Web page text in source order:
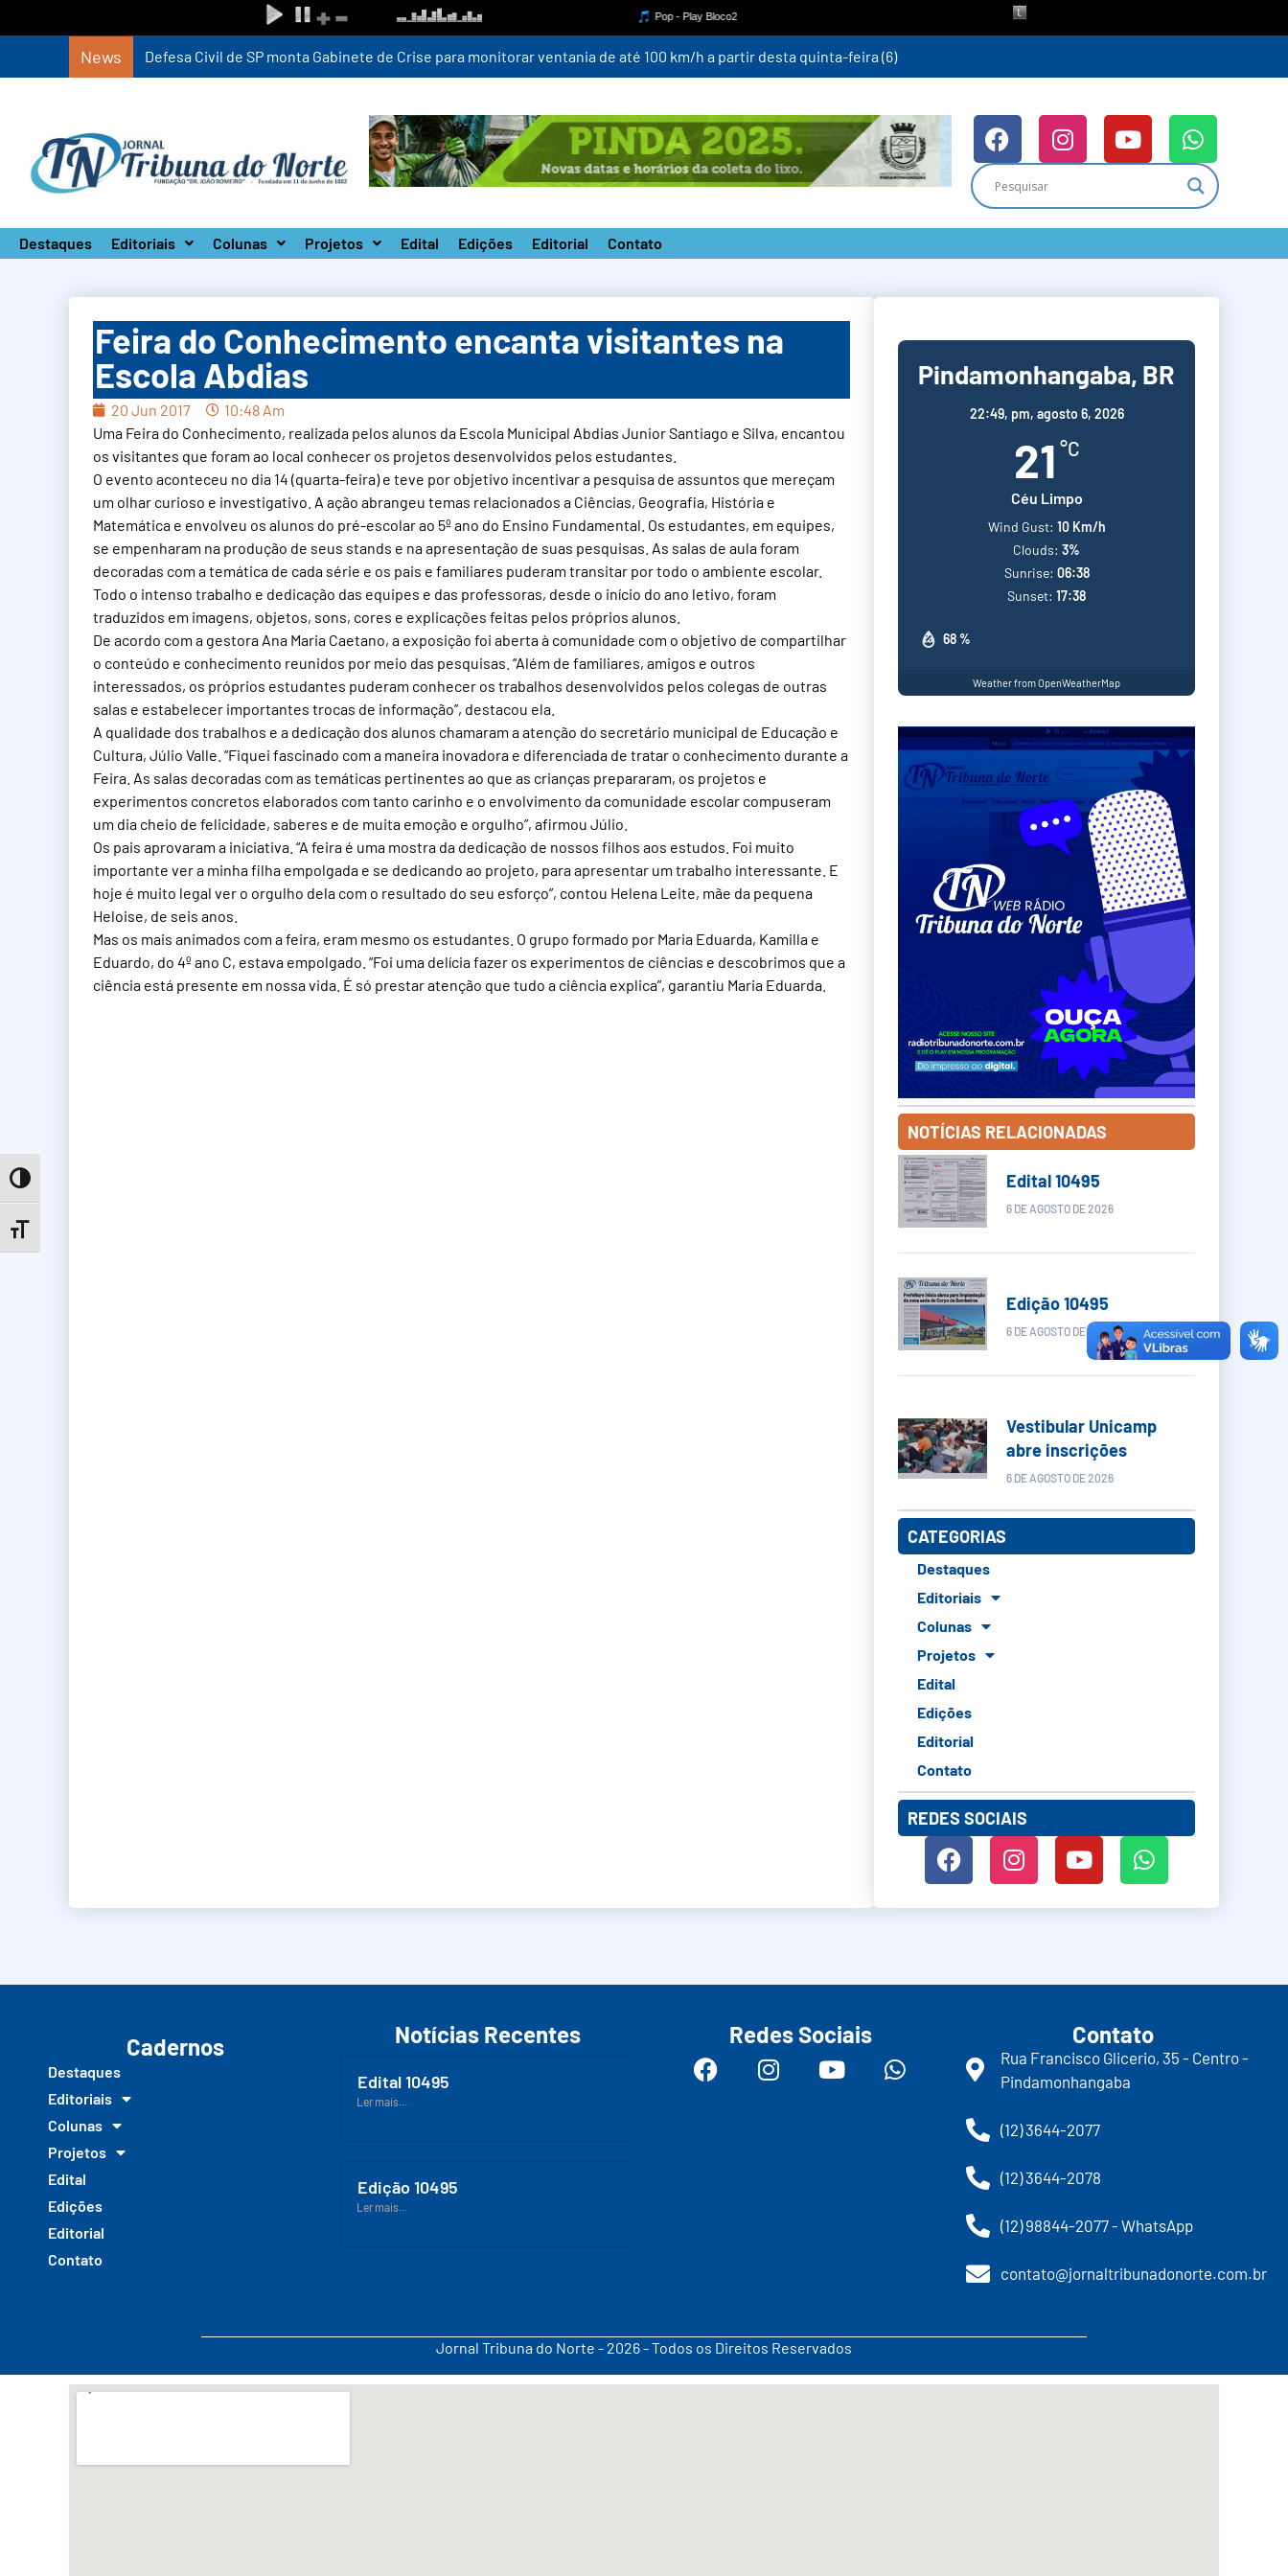
Toggle High Contrast
Toggle Font size
News Defesa Civil de SP monta Gabinete de Crise para monitorar ventania de até 100 km/h a partir desta quinta-feira (6)
Destaques Editoriais Colunas Projetos Edital Edições Editorial Contato
Feira do Conhecimento encanta visitantes na
Escola Abdias
20 Jun 2017
10:48 Am
Uma Feira do Conhecimento, realizada pelos alunos da Escola Municipal Abdias Junior Santiago e Silva, encantou
os visitantes que foram ao local conhecer os projetos desenvolvidos pelos estudantes.
O evento aconteceu no dia 14 (quarta-feira) e teve por objetivo incentivar a pesquisa de assuntos que mereçam
um olhar curioso e investigativo. A ação abrangeu temas relacionados a Ciências, Geografia, História e
Matemática e envolveu os alunos do pré-escolar ao 5º ano do Ensino Fundamental. Os estudantes, em equipes,
se empenharam na produção de seus stands e na apresentação de suas pesquisas. As salas de aula foram
decoradas com a temática de cada série e os pais e familiares puderam transitar por todo o ambiente escolar.
Todo o intenso trabalho e dedicação das equipes e das professoras, desde o início do ano letivo, foram
traduzidos em imagens, objetos, sons, cores e explicações feitas pelos próprios alunos.
De acordo com a gestora Ana Maria Caetano, a exposição foi aberta à comunidade com o objetivo de compartilhar
o conteúdo e conhecimento reunidos por meio das pesquisas. “Além de familiares, amigos e outros
interessados, os próprios estudantes puderam conhecer os trabalhos desenvolvidos pelos colegas de outras
salas e estabelecer importantes trocas de informação”, destacou ela.
A qualidade dos trabalhos e a dedicação dos alunos chamaram a atenção do secretário municipal de Educação e
Cultura, Júlio Valle. “Fiquei fascinado com a maneira inovadora e diferenciada de tratar o conhecimento durante a
Feira. As salas decoradas com as temáticas pertinentes ao que as crianças prepararam, os projetos e
experimentos concretos elaborados com tanto carinho e o envolvimento da comunidade escolar compuseram
um dia cheio de felicidade, saberes e de muita emoção e orgulho”, afirmou Júlio.
Os pais aprovaram a iniciativa. “A feira é uma mostra da dedicação de nossos filhos aos estudos. Foi muito
importante ver a minha filha empolgada e se dedicando ao projeto, para apresentar um trabalho interessante. E
hoje é muito legal ver o orgulho dela com o resultado do seu esforço”, contou Helena Leite, mãe da pequena
Heloise, de seis anos.
Mas os mais animados com a feira, eram mesmo os estudantes. O grupo formado por Maria Eduarda, Kamilla e
Eduardo, do 4º ano C, estava empolgado. “Foi uma delícia fazer os experimentos de ciências e descobrimos que a
ciência está presente em nossa vida. É só prestar atenção que tudo a ciência explica”, garantiu Maria Eduarda.
Pindamonhangaba, BR
22:49, pm, agosto 6, 2026
21 °C
Céu Limpo
68 %
Wind Gust: 10 Km/h
Clouds: 3%
Sunrise: 06:38
Sunset: 17:38
Weather from OpenWeatherMap
NOTÍCIAS RELACIONADAS
Edital 10495
6 DE AGOSTO DE 2026
Edição 10495
6 DE AGOSTO DE 2026
Vestibular Unicamp
abre inscrições
6 DE AGOSTO DE 2026
CATEGORIAS
Destaques
Editoriais
Colunas
Projetos
Edital
Edições
Editorial
Contato
REDES SOCIAIS
Cadernos
Destaques
Editoriais
Colunas
Projetos
Edital
Edições
Editorial
Contato
Notícias Recentes
Edital 10495
Ler mais...
Edição 10495
Ler mais...
Redes Sociais Contato
Rua Francisco Glicerio, 35 - Centro -
Pindamonhangaba
(12) 3644-2077
(12) 3644-2078
(12) 98844-2077 - WhatsApp
contato@jornaltribunadonorte.com.br
Jornal Tribuna do Norte - 2026 - Todos os Direitos Reservados